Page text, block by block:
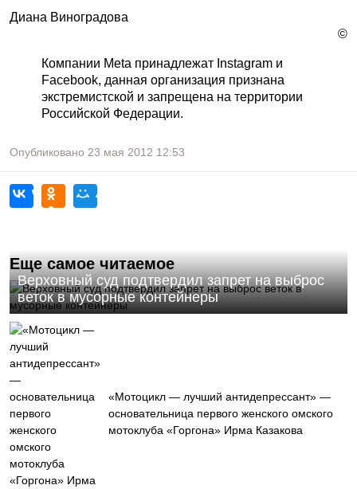
Диана Виноградова
©
Компании Meta принадлежат Instagram и
Facebook, данная организация признана
экстремистской и запрещена на территории
Российской Федерации.
Опубликовано 23 мая 2012 12:53
Еще самое читаемое
Верховный суд подтвердил запрет на выброс
веток в мусорные контейнеры
«Мотоцикл — лучший антидепрессант» —
основательница первого женского омского
мотоклуба «Горгона» Ирма Казакова